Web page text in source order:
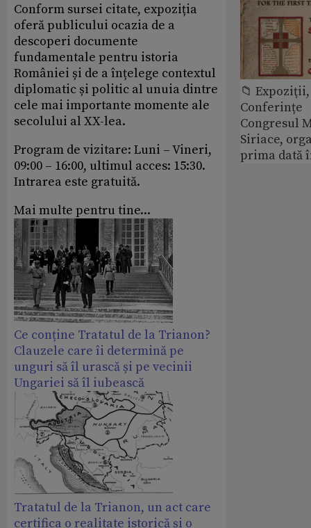
Conform sursei citate, expoziția
oferă publicului ocazia de a
descoperi documente
fundamentale pentru istoria
României și de a înțelege contextul
diplomatic și politic al unuia dintre
cele mai importante momente ale
secolului al XX-lea.
Program de vizitare: Luni – Vineri,
09:00 – 16:00, ultimul acces: 15:30.
Intrarea este gratuită.
Mai multe pentru tine...
Ce conține Tratatul de la Trianon?
Clauzele care îi determină pe
unguri să îl urască și pe vecinii
Ungariei să îl iubească
Tratatul de la Trianon, un act care
certifica o realitate istorică și o
📁
Conferințe
Congresul
Siriace,
prima dată